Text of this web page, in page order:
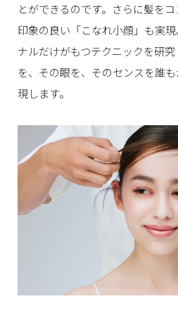
とができるのです。 さらに髪をコ
印象の良い「こなれ小顔」も実現
ナルだけがもつテクニックを研
を、その眼を、 そのセンスを誰
現します。